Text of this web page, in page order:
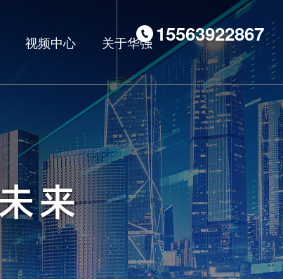
15563922867
视频中心 关于华强